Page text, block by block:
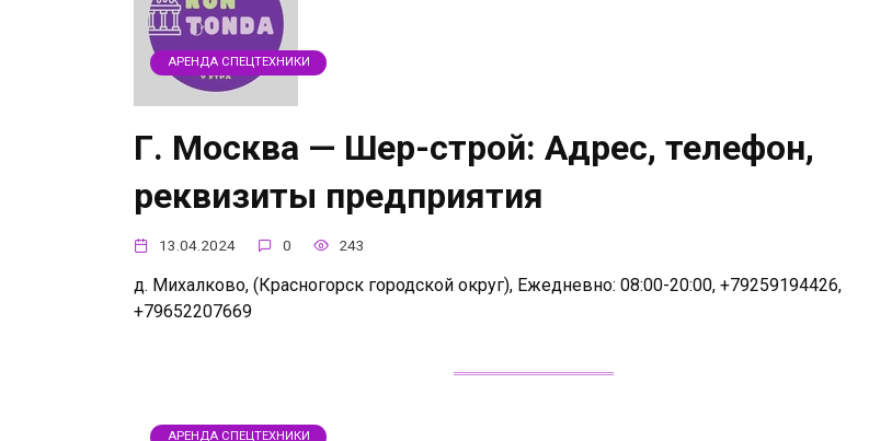
АРЕНДА СПЕЦТЕХНИКИ
Г. Москва — Шер-строй: Адрес, телефон,
реквизиты предприятия
13.04.2024 0 243
д. Михалково, (Красногорск городской округ), Ежедневно: 08:00-20:00, +79259194426,
+79652207669
АРЕНДА СПЕЦТЕХНИКИ